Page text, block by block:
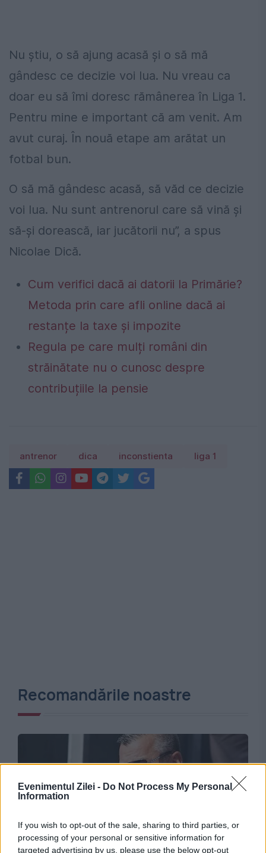
Evenimentul Zilei - Do Not Process My Personal
Information
If you wish to opt-out of the sale, sharing to third parties, or
processing of your personal or sensitive information for
targeted advertising by us, please use the below opt-out
Nu știu, o să ajung acasă și o să mă
gândesc ce decizie voi lua. Nu vreau ca
doar eu să îmi doresc rămânerea în Liga 1.
Pentru mine e important că am venit. Am
avut curaj. În nouă etape am arătat un
fotbal bun.
O să mă gândesc acasă, să văd ce decizie
voi lua. Nu sunt antrenorul care să vină și
să-și dorească, iar jucătorii nu”, a spus
Nicolae Dică.
Cum verifici dacă ai datorii la Primărie?
Metoda prin care afli online dacă ai
restanțe la taxe și impozite
Regula pe care mulți români din
străinătate nu o cunosc despre
contribuțiile la pensie
antrenor dica inconstienta liga 1
Recomandările noastre